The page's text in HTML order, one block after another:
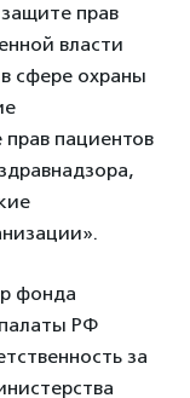
прав
власти
сфере охраны
пациентов
фонда
РФ
за